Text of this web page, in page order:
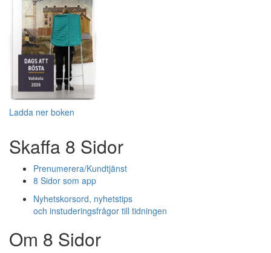
Ladda ner boken
Skaffa 8 Sidor
Prenumerera/Kundtjänst
8 Sidor som app
Nyhetskorsord, nyhetstips
och instuderingsfrågor till tidningen
Om 8 Sidor